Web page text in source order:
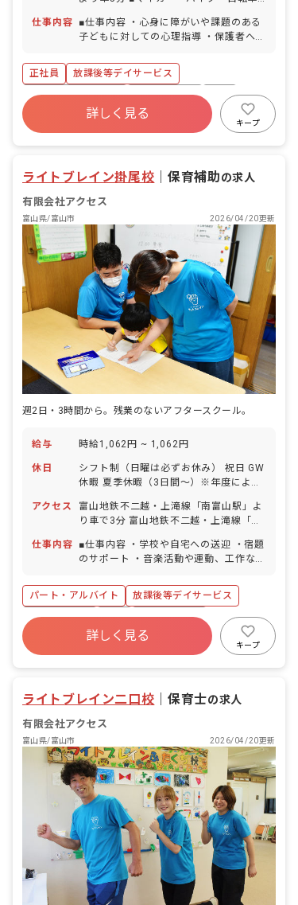
／取得率100％／5日以上の連休相談
OK） 慶弔休暇 産前産後・育児休暇（取
得率100％・復帰率100％） ※年間休日
仕事内容
■仕事内容 ・心身に障がいや課題のある
子どもに対しての心理指導 ・保護者への
などの自然散策 ・施設内でのクッキング
・お絵描きや工作 ・実験 ■職員構成 従
業員数 35名 男女比 女性80％：男性
20％ 中途採用 全体の45% 新卒採用
全体の10％ アルバイト・パート 全体
正社員
放課後等デイサービス
ボーナス・賞与あり
社会保険完備
有給
福利厚生充実
退職金制度
残業少なめ
詳しく見る
キープ
ライトブレイン掛尾校 ｜保育補助の求人
有限会社アクセス
富山県/富山市 2026/04/20更新
週2日・3時間から。残業のないアフタースクール。
給与 時給1,062円 ~ 1,062円
休日
シフト制（日曜は必ずお休み） 祝日 GW
休暇 夏季休暇（3日間～）※年度により
より変更 有給休暇（半休取得可能／取得
率100％／5日以上の連休相談OK） 慶弔
休暇 産前産後・育児休暇（取得率
100％・復帰率100％）
アクセス
富山地鉄不二越・上滝線「南富山駅」よ
り車で3分 富山地鉄不二越・上滝線「南
イク、自転車通勤OK（無料の駐車場と駐
輪場を完備） ・静かな住宅街の中にあ
す。また、徒歩10分圏内にコンビニやス
ーパー、ショッピングモールがありま
仕事内容
■仕事内容 ・学校や自宅への送迎 ・宿題
のサポート ・音楽活動や運動、工作など
の活動 ・山や公園などの自然散策 ・施
設内でのクッキング ・お絵描きや工作
・実験 ■職員構成 従業員数 35名 男女比
女性80％：男性20％ 中途採用 全体の
45% 新卒採用 全体の10％ アルバイト・
パート・アルバイト
放課後等デイサービス
社会保険完備
有給
福利厚生充実
産休育休制度
詳しく見る
キープ
ライトブレイン二口校 ｜保育士の求人
有限会社アクセス
富山県/富山市 2026/04/20更新